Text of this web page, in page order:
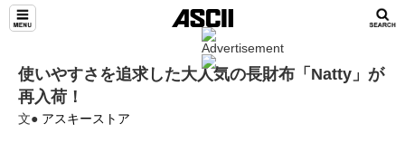
使いやすさを追求した大人気の長財布「Natty」が
再入荷！
文● アスキーストア